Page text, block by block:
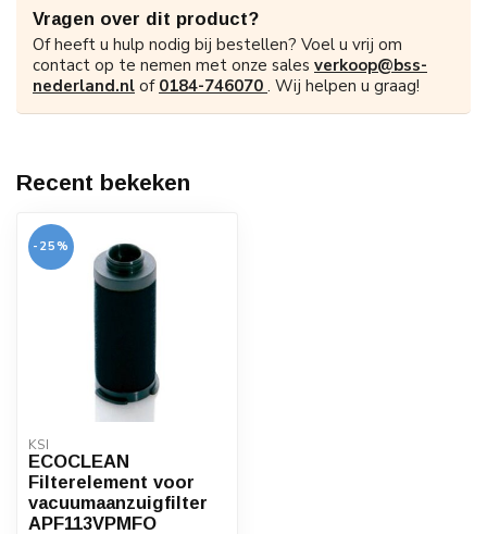
Vragen over dit product?
Of heeft u hulp nodig bij bestellen? Voel u vrij om
contact op te nemen met onze sales verkoop@bss-
nederland.nl of 0184-746070 . Wij helpen u graag!
Recent bekeken
-25%
KSI
ECOCLEAN
Filterelement voor
vacuumaanzuigfilter
APF113VPMFO